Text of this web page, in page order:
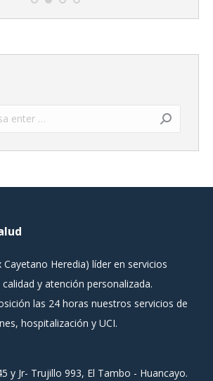
Cayetano Heredia) líder en servicios
y atención personalizada.
las 24 horas nuestros servicios de
hospitalización y UCI.
y Jr- Trujillo 993, El Tambo - Huancayo.